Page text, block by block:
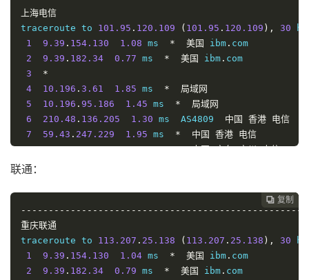
上海电信
traceroute to 101.95 . 120.109 ( 101.95 . 120.109 ), 30
1
9.39 . 154.130 1.08 ms * 美国 ibm . com
2
9.39 . 182.34 0.77 ms * 美国 ibm . com
3
*
4
10.196 . 3.61 1.85 ms *
局域网
5
10.196 . 95.186 1.45 ms *
局域网
6
210.48 . 136.205 1.30 ms  AS4809 中国 香港 电信
7
59.43 . 247.229 1.95 ms * 中国 香港 电信
8
59.43.248.197 5.58 ms * 中国 广东 广州 电信
9
11
59.43.16.133 31.30 ms * 中国 上海 电信
12
101.95 . 88.42 37.64 ms  AS4812 中国 上海 电信
13
101.95
联通：
 复制
 复制
 复制
 复制
重庆联通
traceroute to 113.207 . 25.138 ( 113.207 . 25.138 ), 30
1
9.39 . 154.130 1.04 ms * 美国 ibm . com
2
9.39 . 182.34 0.79 ms * 美国 ibm . com